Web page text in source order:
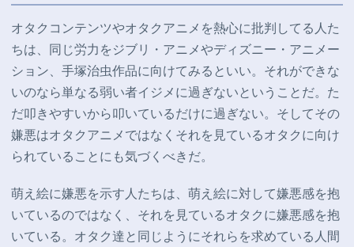
オタクコンテンツやオタクアニメを熱心に批判してる人た
ちは、同じ労力をジブリ・アニメやディズニー・アニメー
ション、手塚治虫作品に向けてみるといい。それができな
いのなら単なる弱い者イジメに過ぎないということだ。た
だ叩きやすいから叩いているだけに過ぎない。そしてその
嫌悪はオタクアニメではなくそれを見ているオタクに向け
られていることにも気づくべきだ。
萌え絵に嫌悪を示す人たちは、萌え絵に対して嫌悪感を抱
いているのではなく、それを見ているオタクに嫌悪感を抱
いている。オタク達と同じようにそれらを求めている人間